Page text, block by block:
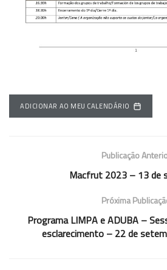
ADICIONAR AO MEU CALENDÁRIO
Publicação
Macfrut 2023 – 13 de
Próxima
Programa LIMPA e ADUBA –
esclarecimento – 22 de